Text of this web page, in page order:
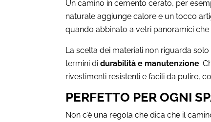
Un camino in cemento cerato, per
naturale aggiunge calore e un tocco
quando abbinato a vetri panoramici
La scelta dei materiali non riguarda
termini didurabilità e manutenzione.
rivestimenti resistenti e facili da pulire,
PERFETTO PER OGNI
Non c’è una regola che dica che il